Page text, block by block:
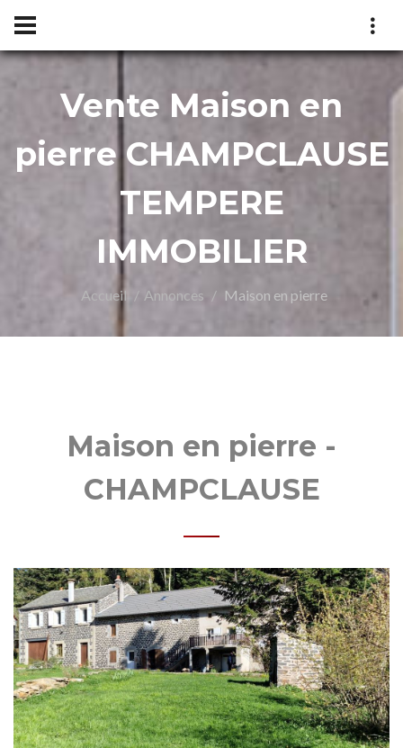
Vente Maison en
pierre CHAMPCLAUSE
TEMPERE
IMMOBILIER
Accueil Annonces Maison en pierre
Maison en pierre -
CHAMPCLAUSE